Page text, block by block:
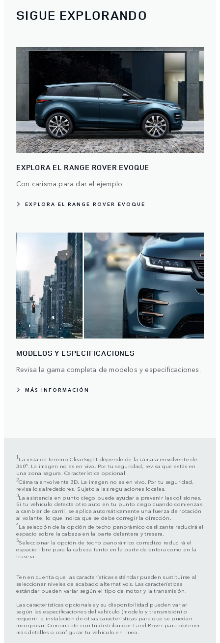
SIGUE EXPLORANDO
EXPLORA EL RANGE ROVER EVOQUE
Con carisma para dar el ejemplo.
EXPLORA EL RANGE ROVER EVOQUE
MODELOS Y ESPECIFICACIONES
Revisa la gama completa de modelos y especificaciones.
MÁS INFORMACIÓN
1 La vista de terreno ClearSight depende de la cámara envolvente de
360°. La imagen no es en vivo. Por tu seguridad, revisa que estás en
una zona segura. Característica opcional.
2Cámara envolvente 3D. La imagen no es en vivo. Por tu seguridad,
revisa los alrededores. Sujeto a las regulaciones locales.
3La asistencia en punto ciego puede ayudar a prevenir las colisiones.
Si tu vehículo detecta otro auto en tu punto ciego cuando comienzas
a cambiar de carril, se aplica automáticamente una fuerza de rotación
al volante, lo que indica que se debe corregir la dirección.
4La selección de la opción de techo panorámico deslizante reducirá el
espacio sobre la cabeza en la parte delantera y trasera.
5Seleccionar la opción de techo panorámico corredizo reducirá el
espacio libre para la cabeza tanto en la parte delantera como en la
trasera.
Ten en cuenta que las características estándar pueden sustituirse al
seleccionar niveles de acabado alternativos. Las características
estándar pueden variar según el tipo de motor y la transmisión.
Las características opcionales y su disponibilidad pueden variar
según las especificaciones del vehículo (modelo y transmisión) o
requerir la instalación de otras características para que se puedan
incorporar. Comunícate con tu distribuidor Land Rover para obtener
más detalles o configurar tu vehículo en línea.